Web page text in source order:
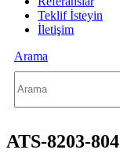
Teklif İsteyin
İletişim
Arama
ATS-8203-804